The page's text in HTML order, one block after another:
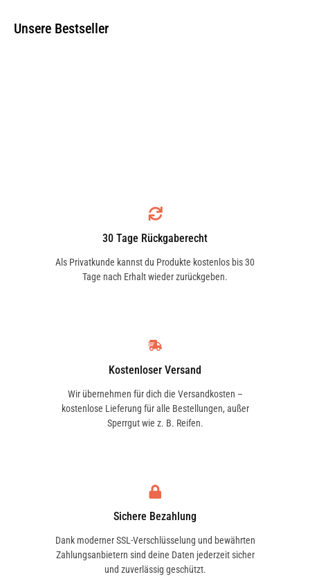
Unsere Bestseller
30 Tage Rückgaberecht
Als Privatkunde kannst du Produkte kostenlos bis 30
Tage nach Erhalt wieder zurückgeben.
Kostenloser Versand
Wir übernehmen für dich die Versandkosten –
kostenlose Lieferung für alle Bestellungen, außer
Sperrgut wie z. B. Reifen.
Sichere Bezahlung
Dank moderner SSL-Verschlüsselung und bewährten
Zahlungsanbietern sind deine Daten jederzeit sicher
und zuverlässig geschützt.